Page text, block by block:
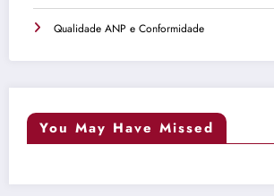
Qualidade ANP e Conformidade
You May Have Missed